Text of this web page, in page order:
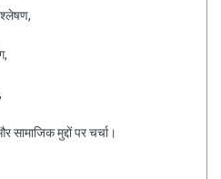
सामाजिक मुद्दों पर चर्चा।